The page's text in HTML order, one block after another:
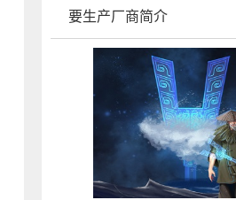
要生产厂商简介